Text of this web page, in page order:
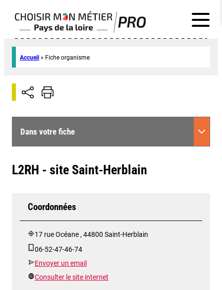
Accueil » Fiche organisme
Dans votre fiche
L2RH - site Saint-Herblain
Coordonnées
17 rue Océane , 44800 Saint-Herblain
06-52-47-46-74
Envoyer un email
Consulter le site internet